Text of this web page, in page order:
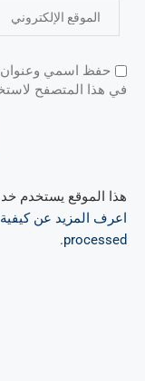
حفظ اسمي وعنوان
في هذا المتصفح
هذا الموقع يستخدم
اعرف المزيد عن
processed
.